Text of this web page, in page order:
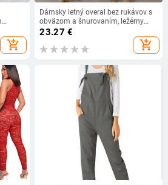
add_shopping_cart
Dámsky letný overal bez rukávov s
obväzom a šnurovaním, ležérny
overal s okrúhlym výstrihom a
23.27 €
add_shopping_cart